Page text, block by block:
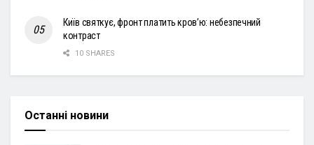
Київ святкує, фронт платить кров’ю: небезпечний
контраст
10 SHARES
Останні новини